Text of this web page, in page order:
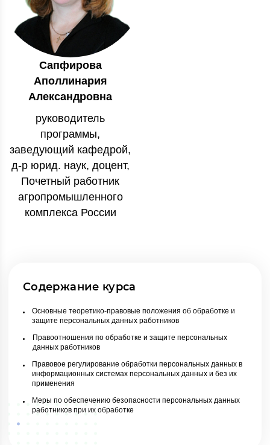
Сапфирова
Аполлинария
Александровна
руководитель
программы,
заведующий кафедрой,
д-р юрид. наук, доцент,
Почетный работник
агропромышленного
комплекса России
Содержание курса
Основные теоретико-правовые положения об обработке и
защите персональных данных работников
Правоотношения по обработке и защите персональных
данных работников
Правовое регулирование обработки персональных данных в
информационных системах персональных данных и без их
применения
Меры по обеспечению безопасности персональных данных
работников при их обработке